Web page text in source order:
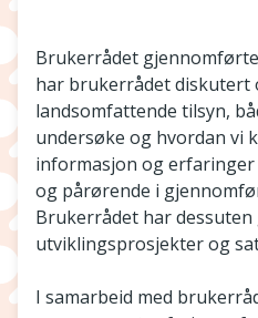
Brukerrådet
har brukerrådet diskutert
landsomfattende tilsyn,
undersøke og hvordan vi
informasjon og
og pårørende i
Brukerrådet har
utviklingsprosjekter og
I samarbeid med